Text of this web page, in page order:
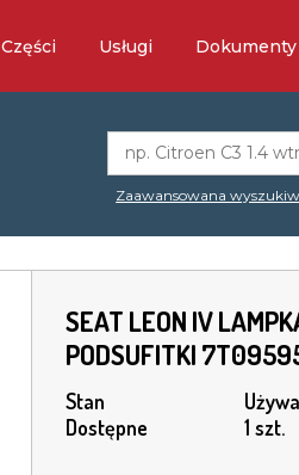
Części Usługi Dokumenty
Zaawansowana
SEAT LEON IV
PODSUFITKI
Stan
Dostępne
1 szt.